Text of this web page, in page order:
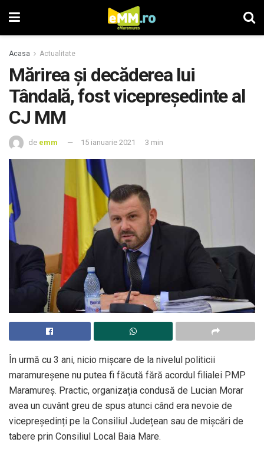
Acasa Actualitate
Mărirea și decăderea lui
Tândală, fost vicepreședinte al
CJ MM
de emm 15 ianuarie 2021 3 min
În urmă cu 3 ani, nicio mișcare de la nivelul politicii
maramureșene nu putea fi făcută fără acordul filialei PMP
Maramureș. Practic, organizația condusă de Lucian Morar
avea un cuvânt greu de spus atunci când era nevoie de
vicepreședinți pe la Consiliul Județean sau de mișcări de
tabere prin Consiliul Local Baia Mare.